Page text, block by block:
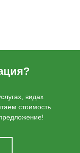
видах
стоимость